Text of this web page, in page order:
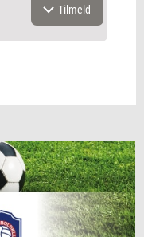
Tilmeld